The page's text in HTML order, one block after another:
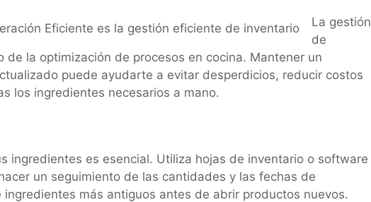
La gestión
de
de la optimización de procesos en cocina. Mantener un
puede ayudarte a evitar desperdicios, reducir costos
los ingredientes necesarios a mano.
ingredientes es esencial. Utiliza hojas de inventario o software
un seguimiento de las cantidades y las fechas de
ingredientes más antiguos antes de abrir productos nuevos.